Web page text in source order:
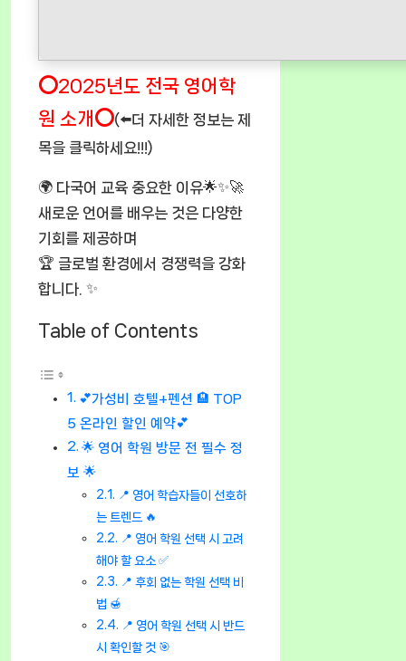
⭕2025년도 전국 영어학
원 소개⭕(⬅️더 자세한 정보는 제
목을 클릭하세요!!!)
🌍 다국어 교육 중요한 이유🌟✨🚀
새로운 언어를 배우는 것은 다양한
기회를 제공하며
🏆 글로벌 환경에서 경쟁력을 강화
합니다. ✨
Table of Contents
💕가성비 호텔+펜션 🏨 TOP
5 온라인 할인 예약💕
🌟 영어 학원 방문 전 필수 정
보 🌟
📍 영어 학습자들이 선호하
는 트렌드 🔥
📍 영어 학원 선택 시 고려
해야 할 요소 ✅
📍 후회 없는 학원 선택 비
법 🍯
📍 영어 학원 선택 시 반드
시 확인할 것 🎯